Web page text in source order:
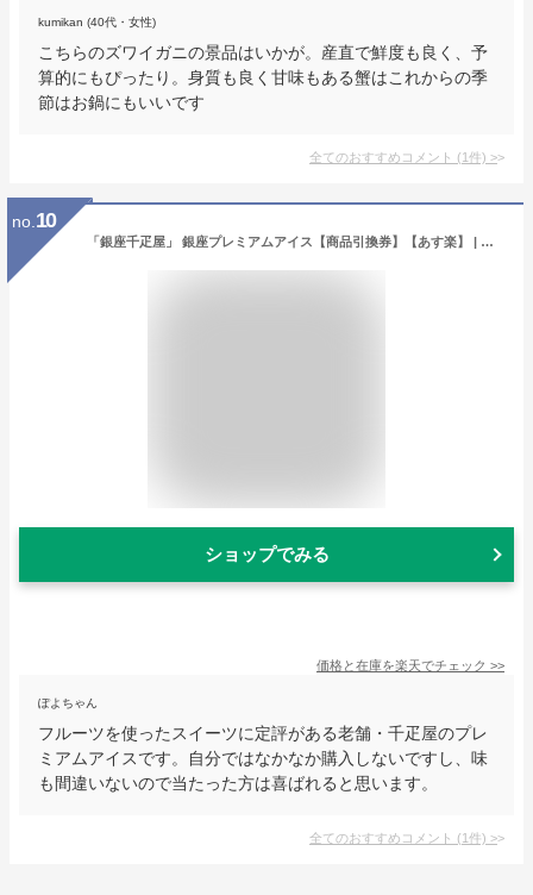
kumikan (40代・女性)
こちらのズワイガニの景品はいかが。産直で鮮度も良く、予
算的にもぴったり。身質も良く甘味もある蟹はこれからの季
節はお鍋にもいいです
全てのおすすめコメント (1件) >
no. 10
「銀座千疋屋」 銀座プレミアムアイス【商品引換券】【あす楽】 | 二次会 景品 ビンゴ 目録 ボウリング大会 結婚式二次会 二次会景品 結婚式 ゴルフ景品 ゴルフコンペ 結婚式二次会景品 ビンゴ景品 2次会 家電 コンペ 宴会 単品 イベント コンペ景品 ビンゴの景品
ショップでみる
価格と在庫を楽天でチェック >>
ぽよちゃん
フルーツを使ったスイーツに定評がある老舗・千疋屋のプレ
ミアムアイスです。自分ではなかなか購入しないですし、味
も間違いないので当たった方は喜ばれると思います。
全てのおすすめコメント (1件) >